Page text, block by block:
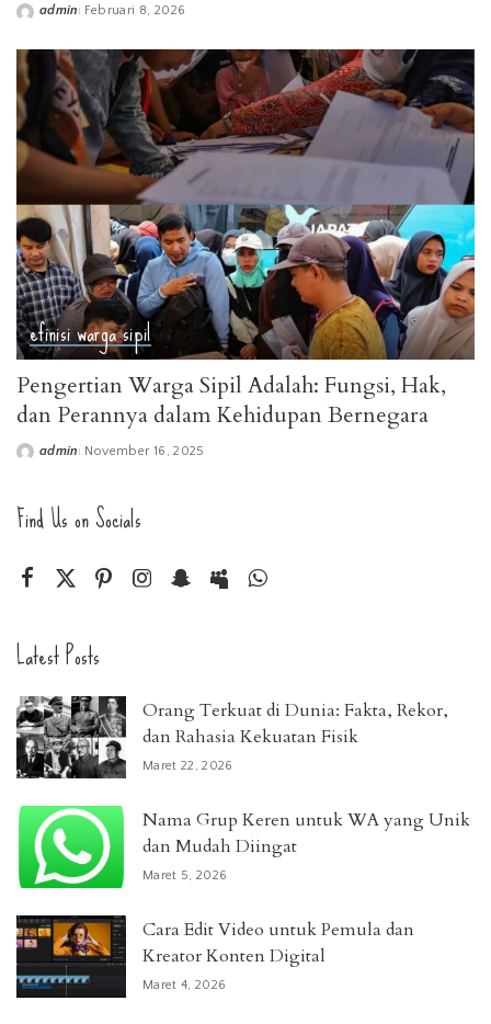
Posted
admin Februari 8, 2026
efinisi warga sipil
Pengertian Warga Sipil Adalah: Fungsi, Hak,
dan Perannya dalam Kehidupan Bernegara
Posted
admin November 16, 2025
Find Us on Socials
Latest Posts
Orang Terkuat di Dunia: Fakta, Rekor,
dan Rahasia Kekuatan Fisik
Maret 22, 2026
Nama Grup Keren untuk WA yang Unik
dan Mudah Diingat
Maret 5, 2026
Cara Edit Video untuk Pemula dan
Kreator Konten Digital
Maret 4, 2026